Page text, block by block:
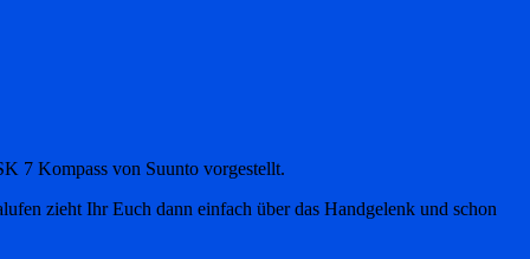
7 Kompass von Suunto vorgestellt.
zieht Ihr Euch dann einfach über das Handgelenk und schon